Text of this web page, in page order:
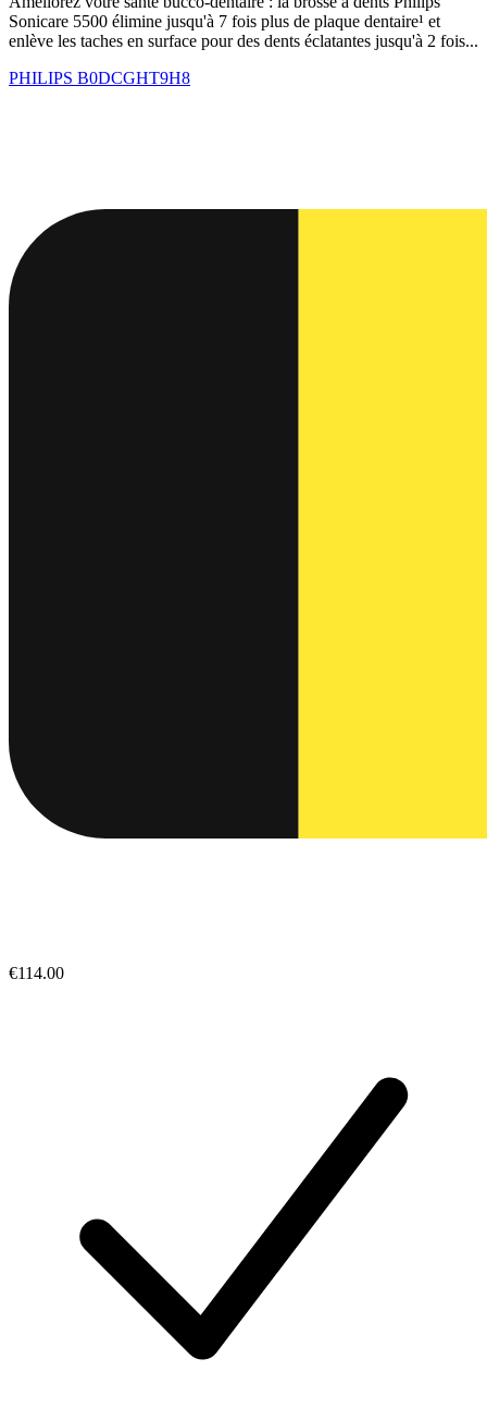
Sonicare 5500 élimine jusqu'à 7 fois plus de plaque dentaire¹ et
enlève les taches en surface pour des dents éclatantes jusqu'à 2 fois...
PHILIPS B0DCGHT9H8
€114.00